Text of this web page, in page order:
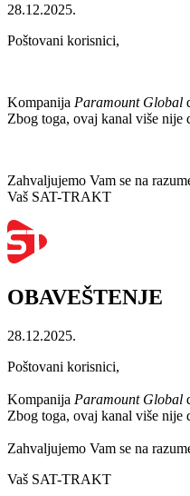
28.12.2025.
Poštovani korisnici,
Kompanija Paramount Global
Zbog toga, ovaj kanal više nije
Zahvaljujemo Vam se na
Vaš SAT-TRAKT
OBAVEŠTENJE
28.12.2025.
Poštovani korisnici,
Kompanija Paramount Global
Zbog toga, ovaj kanal više nije
Zahvaljujemo Vam se na
Vaš SAT-TRAKT